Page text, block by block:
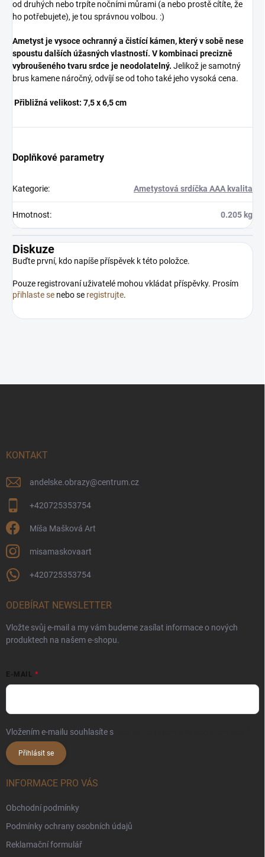
od druhých nebo trpíte nočními můrami (a nebo prostě cítíte, že
ho potřebujete), je tou správnou volbou. :)
Ametyst je vysoce ochranný a čistící kámen, který v sobě nese
spoustu dalších úžasných vlastností. V kombinaci precizně
vybroušeného tvaru srdce je neodolatelný. Jelikož je samotný
brus kamene náročný, odvíjí se od toho také jeho vysoká cena.
Přibližná velikost: 7,5 x 6,5 cm
Doplňkové parametry
Kategorie: Ametystová srdíčka AAA kvalita
Hmotnost: 0.205 kg
Diskuze
Buďte první, kdo napíše příspěvek k této položce.
Pouze registrovaní uživatelé mohou vkládat příspěvky. Prosím
přihlaste se nebo se registrujte.
KONTAKT
andelske.obrazy@centrum.cz
+420725353754
Míša Mašková Art
misamaskovaart
+420725353754
ODEBÍRAT NEWSLETTER
Vložte svůj e-mail a my vám budeme zasílat informace o nových
produktech na našem e-shopu.
E-MAIL
Vložením e-mailu souhlasíte s
Přihlásit se
INFORMACE PRO VÁS
Obchodní podmínky
Podmínky ochrany osobních údajů
Reklamační formulář